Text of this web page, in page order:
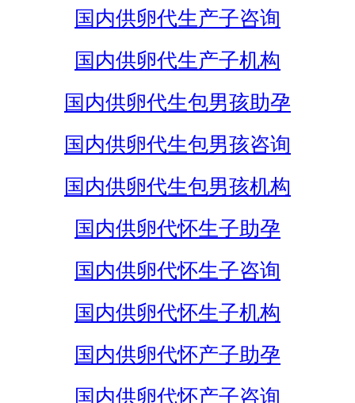
国内供卵代生产子咨询
国内供卵代生产子机构
国内供卵代生包男孩助孕
国内供卵代生包男孩咨询
国内供卵代生包男孩机构
国内供卵代怀生子助孕
国内供卵代怀生子咨询
国内供卵代怀生子机构
国内供卵代怀产子助孕
国内供卵代怀产子咨询